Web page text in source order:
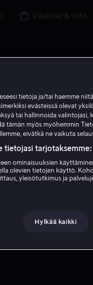
Vuokraa & osta
C K
Krisel
tietoja ja/tai haemme
evästeissä olevat
tai hallinnoida valintojasi,
tämän myös myöhemmin
eivätkä ne vaikuta
tietojasi tarjotaksemme:
ominaisuuksien
olevien tietojen käyttö.
yleisötutkimus ja
Hylkää kaikki